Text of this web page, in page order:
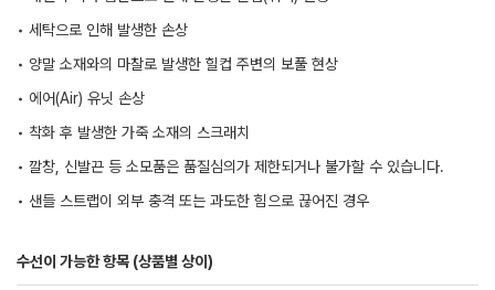
• 세탁으로 인해 발생한 손상
• 양말 소재와의 마찰로 발생한 힐컵 주변의 보풀 현상
• 에어(Air) 유닛 손상
• 착화 후 발생한 가죽 소재의 스크래치
• 깔창, 신발끈 등 소모품은 품질심의가 제한되거나 불가할 수 있습니다.
• 샌들 스트랩이 외부 충격 또는 과도한 힘으로 끊어진 경우
수선이 가능한 항목 (상품별 상이)